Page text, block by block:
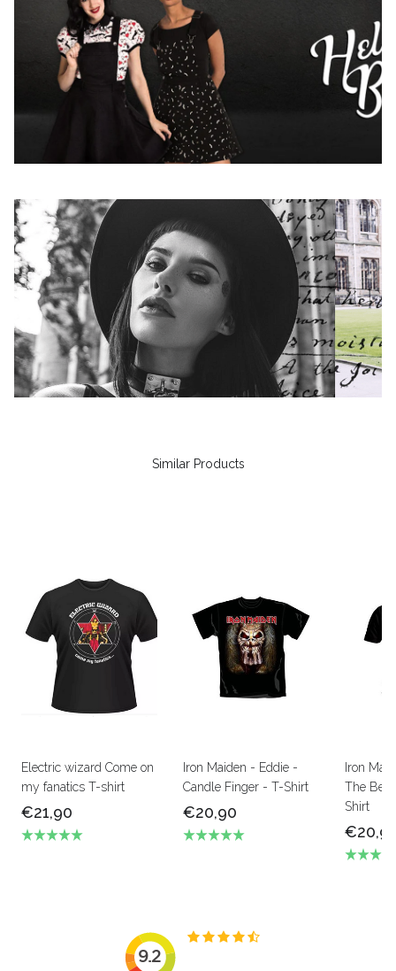
Similar Products
Electric wizard Come on
my fanatics T-shirt
€21,90
Iron Maiden - Eddie -
Candle Finger - T-Shirt
€20,90
Iron
The
Shirt